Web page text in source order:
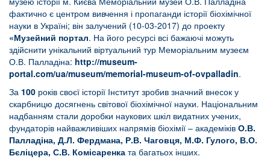
фактично є центром вивчення і пропаганди історії біохімічної
науки в Україні; він залучений (10-03-2017) до проекту
«Музейний портал. На його ресурсі всі бажаючі можуть
здійснити унікальний віртуальний тур Меморіальним музеєм
О.В. Палладіна: http://museum-
portal.com/ua/museum/memorial-museum-of-ovpalladin.
За 100 років своєї історії Інститут зробив значний внесок у
скарбницю досягнень світової біохімічної науки. Національним
надбанням стали доробки наукових шкіл видатних учених,
фундаторів найважливіших напрямів біохімії – академіків О.В.
Палладіна, Д.Л. Фердмана, Р.В. Чаговця, М.Ф. Гулого, В.О.
Бєліцера, С.В. Комісаренка та багатьох інших.